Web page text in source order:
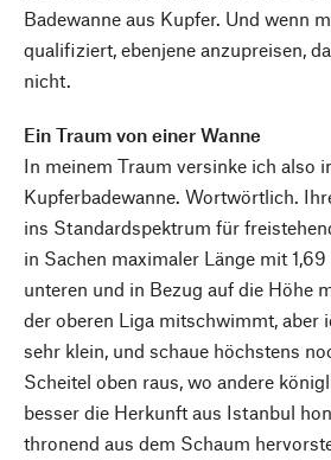
Badewanne aus Kupfer. Und wenn
qualifiziert, ebenjene anzupreisen,
nicht.
Ein Traum von einer Wanne
In meinem Traum versinke ich also
Kupferbadewanne. Wortwörtlich.
ins Standardspektrum für
in Sachen maximaler Länge mit
unteren und in Bezug auf die Höhe
der oberen Liga mitschwimmt, aber
sehr klein, und schaue höchstens
Scheitel oben raus, wo andere
besser die Herkunft aus Istanbul
thronend aus dem Schaum